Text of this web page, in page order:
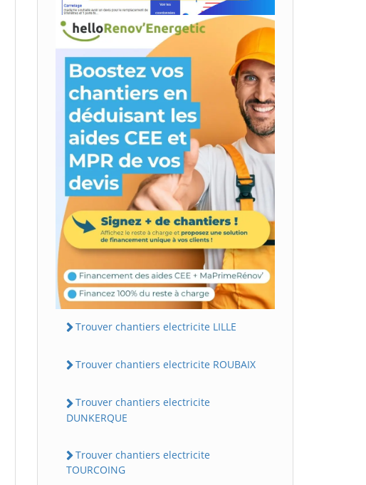
Trouver chantiers electricite LILLE
Trouver chantiers electricite ROUBAIX
Trouver chantiers electricite
DUNKERQUE
Trouver chantiers electricite
TOURCOING